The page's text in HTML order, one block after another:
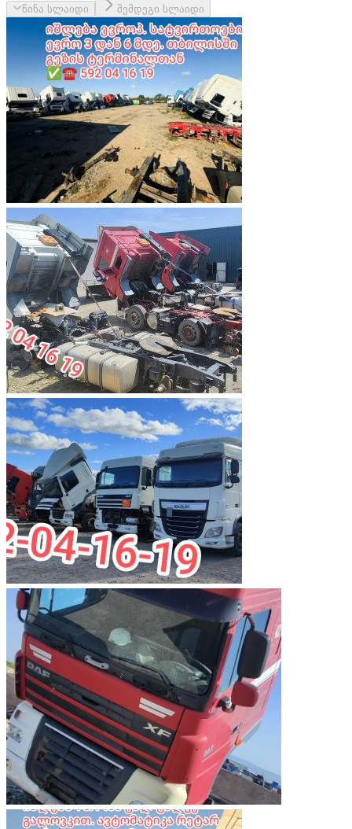
წინა სლაიდი შემდეგი სლაიდი